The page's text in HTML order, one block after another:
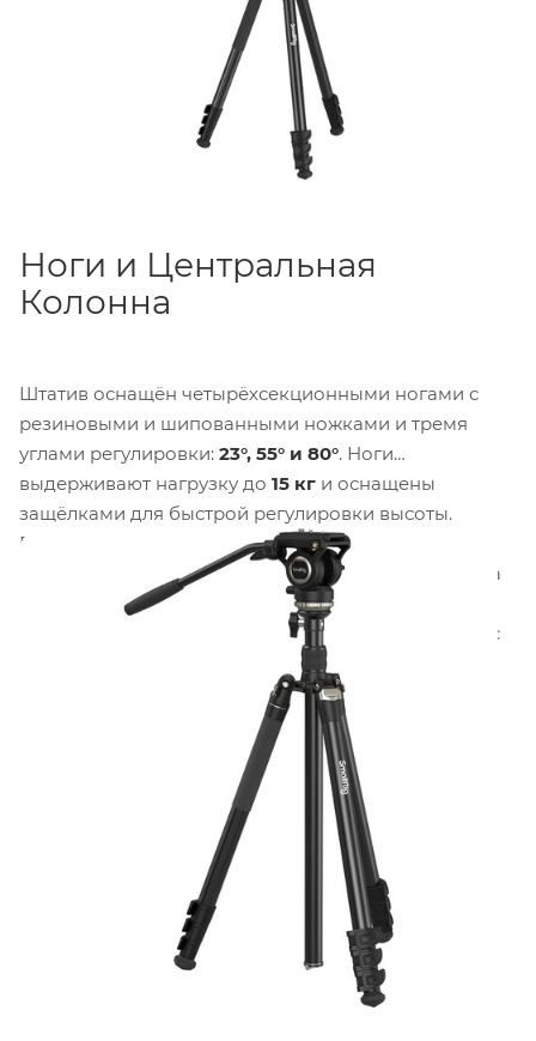
для аксессуаров и фиксированную
панорамную ручку длиной
35 см
прикрепить к любой стороне.
Ноги и Центральная
Колонна
Штатив оснащён четырёхсекционными ногами с
резиновыми и шипованными ножками и тремя
углами регулировки: 23°, 55° и 80°. Ноги
выдерживают нагрузку до 15 кг и оснащены
защёлками для быстрой регулировки высоты.
Регулируемая центральная колонна
переворачивается для съёмки с низких ракурсов, а
съёмная нога может крепиться к жидкостной
головке для использования в качестве монопода с
60 до 200 см
опущенной центральной колонне штатив имеет
29 до 155 см.